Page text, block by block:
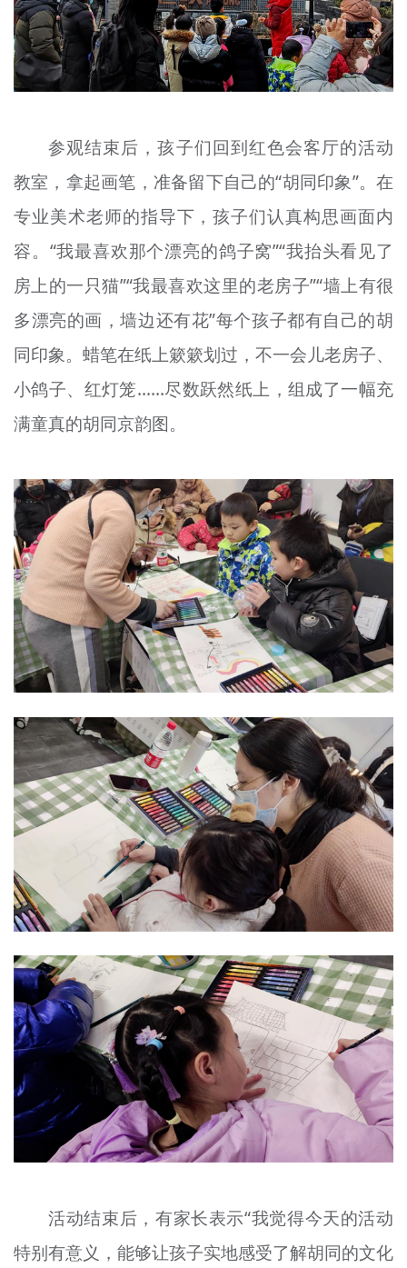
参观结束后，孩子们回到红色会客厅的活动
教室，拿起画笔，准备留下自己的“胡同印象”。在
专业美术老师的指导下，孩子们认真构思画面内
容。“我最喜欢那个漂亮的鸽子窝”“我抬头看见了
房上的一只猫”“我最喜欢这里的老房子”“墙上有很
多漂亮的画，墙边还有花”每个孩子都有自己的胡
同印象。蜡笔在纸上簌簌划过，不一会儿老房子、
小鸽子、红灯笼……尽数跃然纸上，组成了一幅充
满童真的胡同京韵图。
活动结束后，有家长表示“我觉得今天的活动
特别有意义，能够让孩子实地感受了解胡同的文化